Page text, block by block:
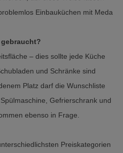
Einbauküchen mit Meda
– dies sollte jede Küche
und Schränke sind
Platz darf die Wunschliste
Gefrierschrank und
ebenso in Frage.
Preiskategorien